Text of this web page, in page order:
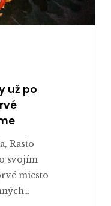
už po
Rasťo
svojím
miesto